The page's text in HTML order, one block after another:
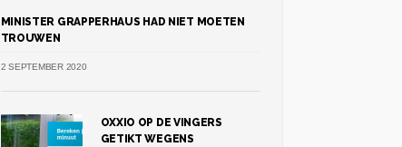
MINISTER GRAPPERHAUS HAD NIET MOETEN
TROUWEN
2 SEPTEMBER 2020
OXXIO OP DE VINGERS
GETIKT WEGENS